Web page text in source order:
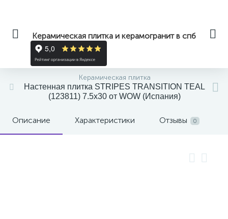
Керамическая плитка и керамогранит в спб
Керамическая плитка
Настенная плитка STRIPES TRANSITION TEAL
(123811) 7.5x30 от WOW (Испания)
Описание Характеристики Отзывы 0